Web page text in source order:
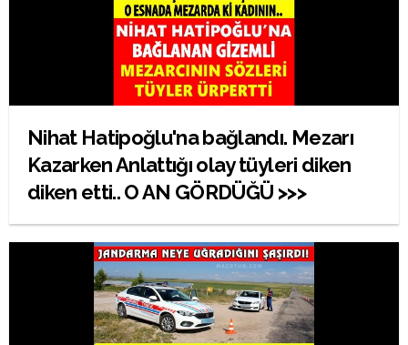
Nihat Hatipoğlu'na bağlandı. Mezarı
Kazarken Anlattığı olay tüyleri diken
diken etti.. O AN GÖRDÜĞÜ >>>